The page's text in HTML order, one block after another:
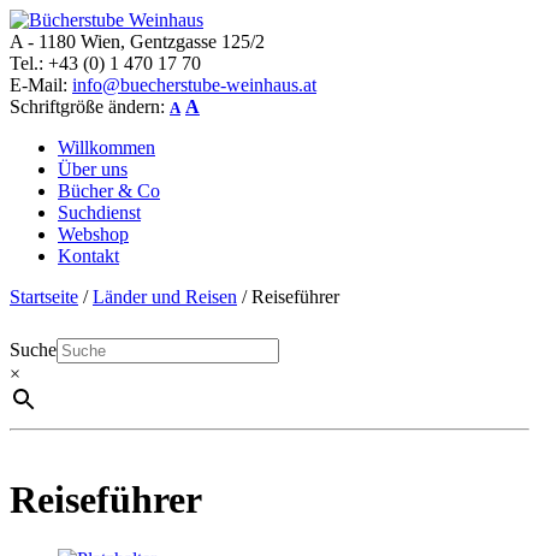
Bücherstube Weinhaus
Verkauf von seltenen antiquarischen und alten, teilweise noch
verlagsneuen Bücher.
A - 1180 Wien, Gentzgasse 125/2
Tel.: +43 (0) 1 470 17 70
E-Mail: info@buecherstube-weinhaus.at
Schriftgröße ändern: A A
Willkommen
Über uns
Bücher & Co
Suchdienst
Webshop
Kontakt
Startseite /Länder und Reisen / Reiseführer
Suche
×
Reiseführer